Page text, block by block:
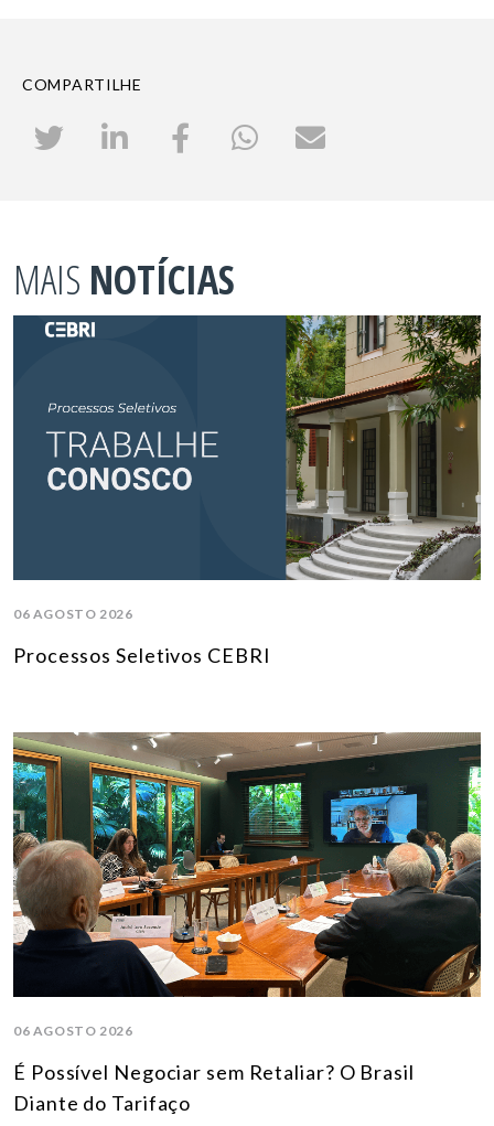
COMPARTILHE
MAIS NOTÍCIAS
06 AGOSTO 2026
Processos Seletivos CEBRI
06 AGOSTO 2026
É Possível Negociar sem Retaliar? O Brasil
Diante do Tarifaço